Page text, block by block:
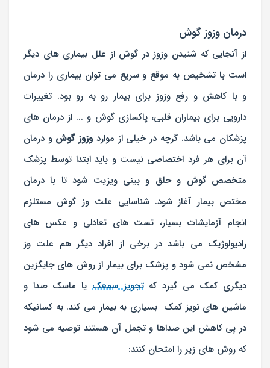
درمان وزوز گوش
از آنجایی که شنیدن وزوز در گوش از علل بیماری های دیگر
است با تشخیص به موقع و سریع می توان بیماری را درمان
و با کاهش و رفع وزوز برای بیمار رو به رو بود. تغییرات
دارویی برای بیماران قلبی، پاکسازی گوش و ... از درمان های
پزشکان می باشد. گرچه در خیلی از موارد وزوز گوش و درمان
آن برای هر فرد اختصاصی نیست و باید ابتدا توسط پزشک
متخصص گوش و حلق و بینی ویزیت شود تا با درمان
مختص بیمار آغاز شود. شناسایی علت وز گوش مستلزم
انجام آزمایشات بسیار، تست های تعادلی و عکس های
رادیولوژیک می باشد در برخی از افراد دیگر هم علت وز
مشخص نمی شود و پزشک برای بیمار از روش های جایگزین
دیگری کمک می گیرد کهتجویز سمعکیا ماسک صدا و
ماشین های نویز کمک بسیاری به بیمار می کند. به کسانیکه
در پی کاهش این صداها و تجمل آن هستند توصیه می شود
که روش های زیر را امتحان کنند: